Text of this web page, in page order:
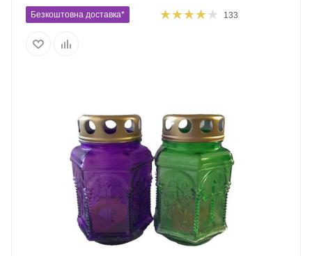
Безкоштовна доставка* 133